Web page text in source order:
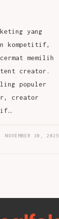
yang
kompetitif,
memilih
creator.
populer
creator
NOVEMBER 30, 2025